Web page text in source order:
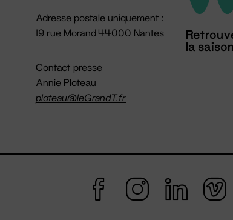
Adresse postale uniquement :
19 rue Morand 44000 Nantes
Contact presse
Annie Ploteau
ploteau@leGrandT.fr
la